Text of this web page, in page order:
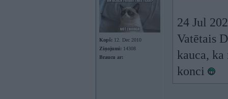
Kopš: 12. Dec 2010
Ziņojumi: 14308
Braucu ar:
24 Jul
Vatētais
kauca,
konci